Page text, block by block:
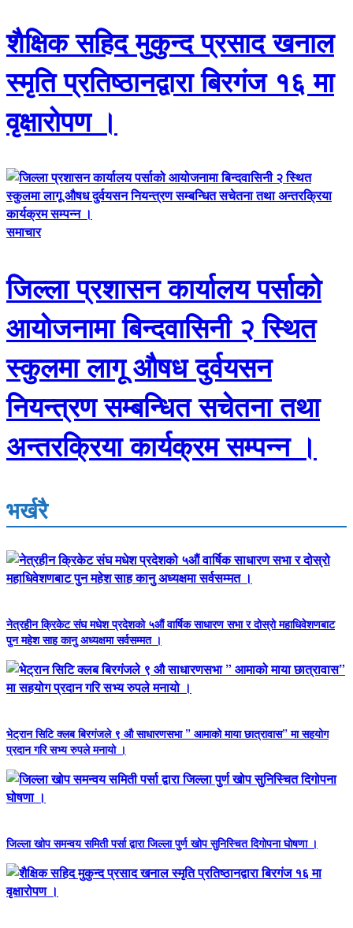
शैक्षिक सहिद मुकुन्द प्रसाद खनाल
स्मृति प्रतिष्ठानद्वारा बिरगंज १६ मा
वृक्षारोपण ।
समाचार
जिल्ला प्रशासन कार्यालय पर्साको
आयोजनामा बिन्दवासिनी २ स्थित
स्कुलमा लागू औषध दुर्वयसन
नियन्त्रण सम्बन्धित सचेतना तथा
अन्तरक्रिया कार्यक्रम सम्पन्न ।
भर्खरै
नेत्रहीन क्रिकेट संघ मधेश प्रदेशको ५औं वार्षिक साधारण सभा र दोस्रो महाधिवेशणबाट
पुन महेश साह कानु अध्यक्षमा सर्वसम्मत ।
भेट्रान सिटि क्लब बिरगंजले ९ औ साधारणसभा ” आमाको माया छात्रावास” मा सहयोग
प्रदान गरि सभ्य रुपले मनायो ।
जिल्ला खोप समन्वय समिती पर्सा द्वारा जिल्ला पुर्ण खोप सुनिस्चित दिगोपना घोषणा ।